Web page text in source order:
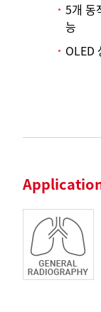
5개 동
능
OLED